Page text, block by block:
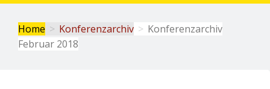
Home Konferenzarchiv
Konferenzarchiv
Februar 2018